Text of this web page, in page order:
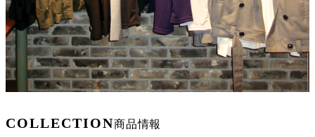
COLLECTION商品情報